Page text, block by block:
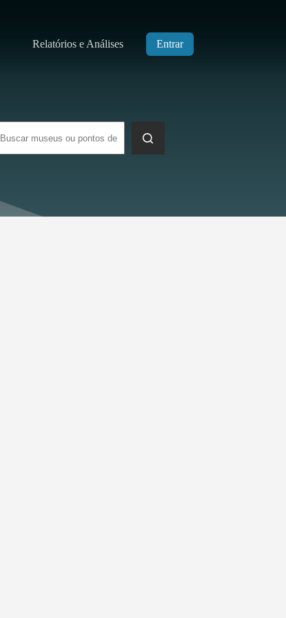
Relatórios e Análises Entrar
resultados